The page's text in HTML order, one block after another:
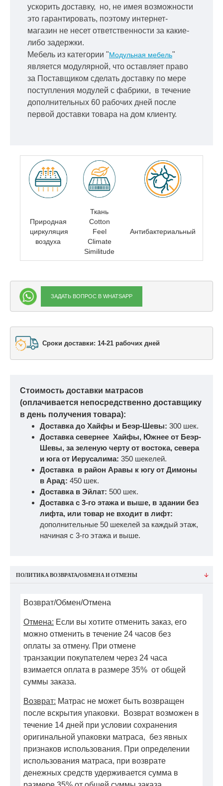
ускорить доставку, но, не имея возможности
это гарантировать, поэтому интернет-
магазин не несет ответственности за какие-
либо задержки.
Мебель из категории "Модульная мебель"
является модулярной, что оставляет право
за Поставщиком сделать доставку по мере
поступления модулей с фабрики, в течение
дополнительных 60 рабочих дней после
первой доставки товара на дом клиенту.
Природная
циркуляция
воздуха
Ткань
Cotton
Feel
Climate
Similitude
Антибактериальный
ЗАДАТЬ ВОПРОС В WHATSAPP
Сроки доставки: 14-21 рабочих дней
Стоимость доставки матрасов
(оплачивается непосредственно доставщику
в день получения товара):
Доставка до Хайфы и Беэр-Шевы: 300 шек.
Доставка севернее Хайфы, Южнее от Беэр-
Шевы, за зеленую черту от востока, севера
и юга от Иерусалима: 350 шекелей.
Доставка в район Аравы к югу от Димоны
в Арад: 450 шек.
Доставка в Эйлат: 500 шек.
Доставка с 3-го этажа и выше, в здании без
лифта, или товар не входит в лифт:
дополнительные 50 шекелей за каждый этаж,
начиная с 3-го этажа и выше.
ПОЛИТИКА ВОЗВРАТА/ОБМЕНА И ОТМЕНЫ
Возврат/Обмен/Отмена
Отмена: Если вы хотите отменить заказ, его
можно отменить в течение 24 часов без
оплаты за отмену. При отмене
транзакции покупателем через 24 часа
взимается оплата в размере 35% от общей
суммы заказа.
Возврат: Матрас не может быть возвращен
после вскрытия упаковки. Возврат возможен в
течение 14 дней при условии сохранения
оригинальной упаковки матраса, без явных
признаков использования. При определении
использования матраса, при возврате
денежных средств удерживается сумма в